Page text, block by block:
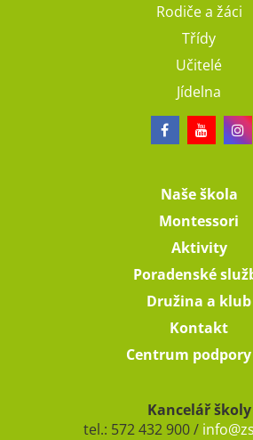
Rodiče a žáci
Třídy
Učitelé
Jídelna
Naše škola
Montessori
Aktivity
Poradenské
Družina a klub
Kontakt
Centrum podpory
Kancelář školy
tel.: 572 432 900 /